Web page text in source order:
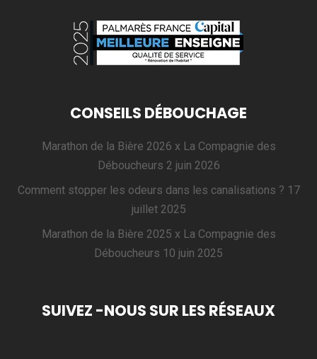
CONSEILS DÉBOUCHAGE
Marathon de la Bière 2026 x La Compagnie des
Déboucheurs 2 juin 2026
Comment stopper les odeurs dans les canalisations ? 17
juillet 2025
Marathon de la Bière 2025 x La Compagnie des
Déboucheurs 10 juin 2025
SUIVEZ -NOUS SUR LES RÉSEAUX